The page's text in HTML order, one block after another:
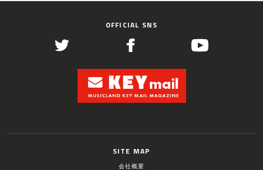
OFFICIAL SNS
SITE MAP
会社概要